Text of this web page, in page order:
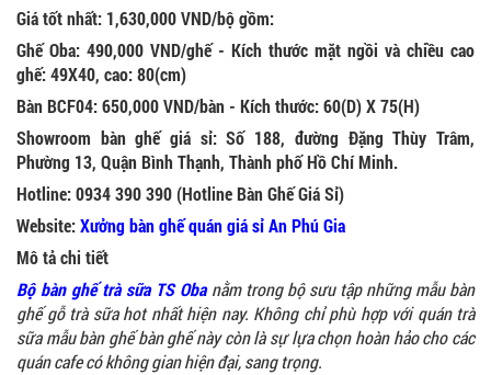
Giá tốt nhất: 1,630,000 VND/bộ gồm:
Ghế Oba: 490,000 VND/ghế - Kích thước mặt ngồi và chiều cao
ghế: 49X40, cao: 80(cm)
Bàn BCF04: 650,000 VND/bàn - Kích thước: 60(D) X 75(H)
Showroom bàn ghế giá sỉ: Số 188, đường Đặng Thùy Trâm,
Phường 13, Quận Bình Thạnh, Thành phố Hồ Chí Minh.
Hotline: 0934 390 390 (Hotline Bàn Ghế Giá Sỉ)
Website:Xưởng bàn ghế quán giá sỉ An Phú Gia
Mô tả chi tiết
Bộ bàn ghế trà sữa TS Oba nằm trong bộ sưu tập những mẫu bàn
ghế gỗ trà sữa hot nhất hiện nay. Không chỉ phù hợp với quán trà
sữa mẫu bàn ghế bàn ghế này còn là sự lựa chọn hoàn hảo cho các
quán cafe có không gian hiện đại, sang trọng.